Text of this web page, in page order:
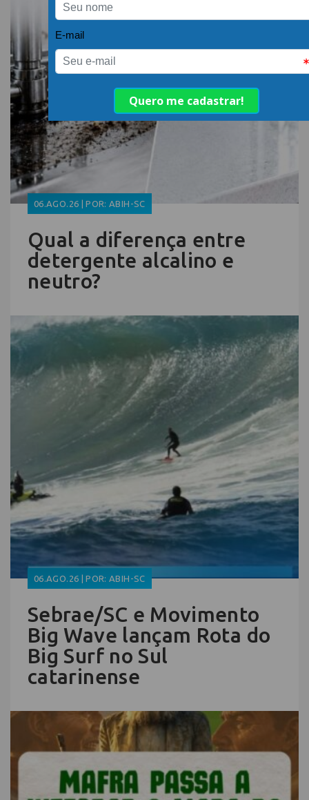
06.AGO.26 | POR: ABIH-SC
Qual a diferença entre
detergente alcalino e
neutro?
06.AGO.26 | POR: ABIH-SC
Sebrae/SC e Movimento
Big Wave lançam Rota do
Big Surf no Sul
catarinense